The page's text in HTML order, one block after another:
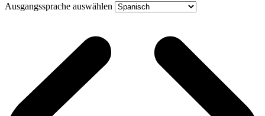
Ausgangssprache auswählen